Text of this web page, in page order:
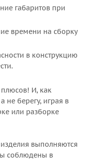
габаритов при
времени на сборку
в конструкцию
И, как
не берегу, играя в
или разборке
выполняются
соблюдены в